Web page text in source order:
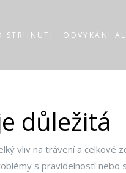
STRHNUTÍ ODVYKÁNÍ
důležitá
vliv na trávení a celkové
s pravidelností nebo